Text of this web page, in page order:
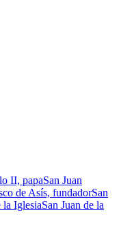
II, papaSan Juan
de Asís, fundadorSan
IglesiaSan Juan de la